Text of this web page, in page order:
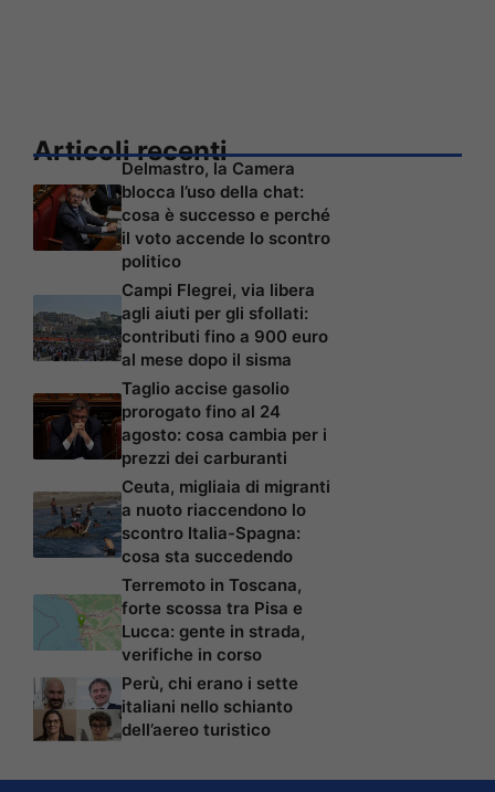
Articoli recenti
Delmastro, la Camera
blocca l’uso della chat:
cosa è successo e perché
il voto accende lo scontro
politico
Campi Flegrei, via libera
agli aiuti per gli sfollati:
contributi fino a 900 euro
al mese dopo il sisma
Taglio accise gasolio
prorogato fino al 24
agosto: cosa cambia per i
prezzi dei carburanti
Ceuta, migliaia di migranti
a nuoto riaccendono lo
scontro Italia-Spagna:
cosa sta succedendo
Terremoto in Toscana,
forte scossa tra Pisa e
Lucca: gente in strada,
verifiche in corso
Perù, chi erano i sette
italiani nello schianto
dell’aereo turistico